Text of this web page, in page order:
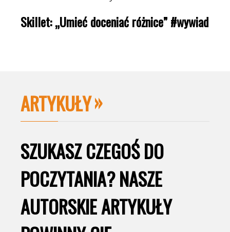
Skillet: „Umieć doceniać różnice” #wywiad
ARTYKUŁY
SZUKASZ CZEGOŚ DO
POCZYTANIA? NASZE
AUTORSKIE ARTYKUŁY